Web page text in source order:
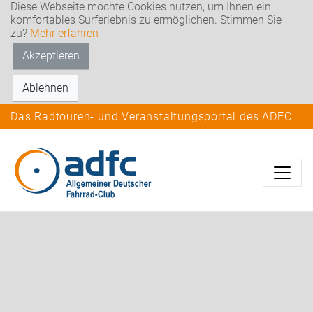
Diese Webseite möchte Cookies nutzen, um Ihnen ein
komfortables Surferlebnis zu ermöglichen. Stimmen Sie
zu? Mehr erfahren
Akzeptieren
Ablehnen
Das Radtouren- und Veranstaltungsportal des ADFC